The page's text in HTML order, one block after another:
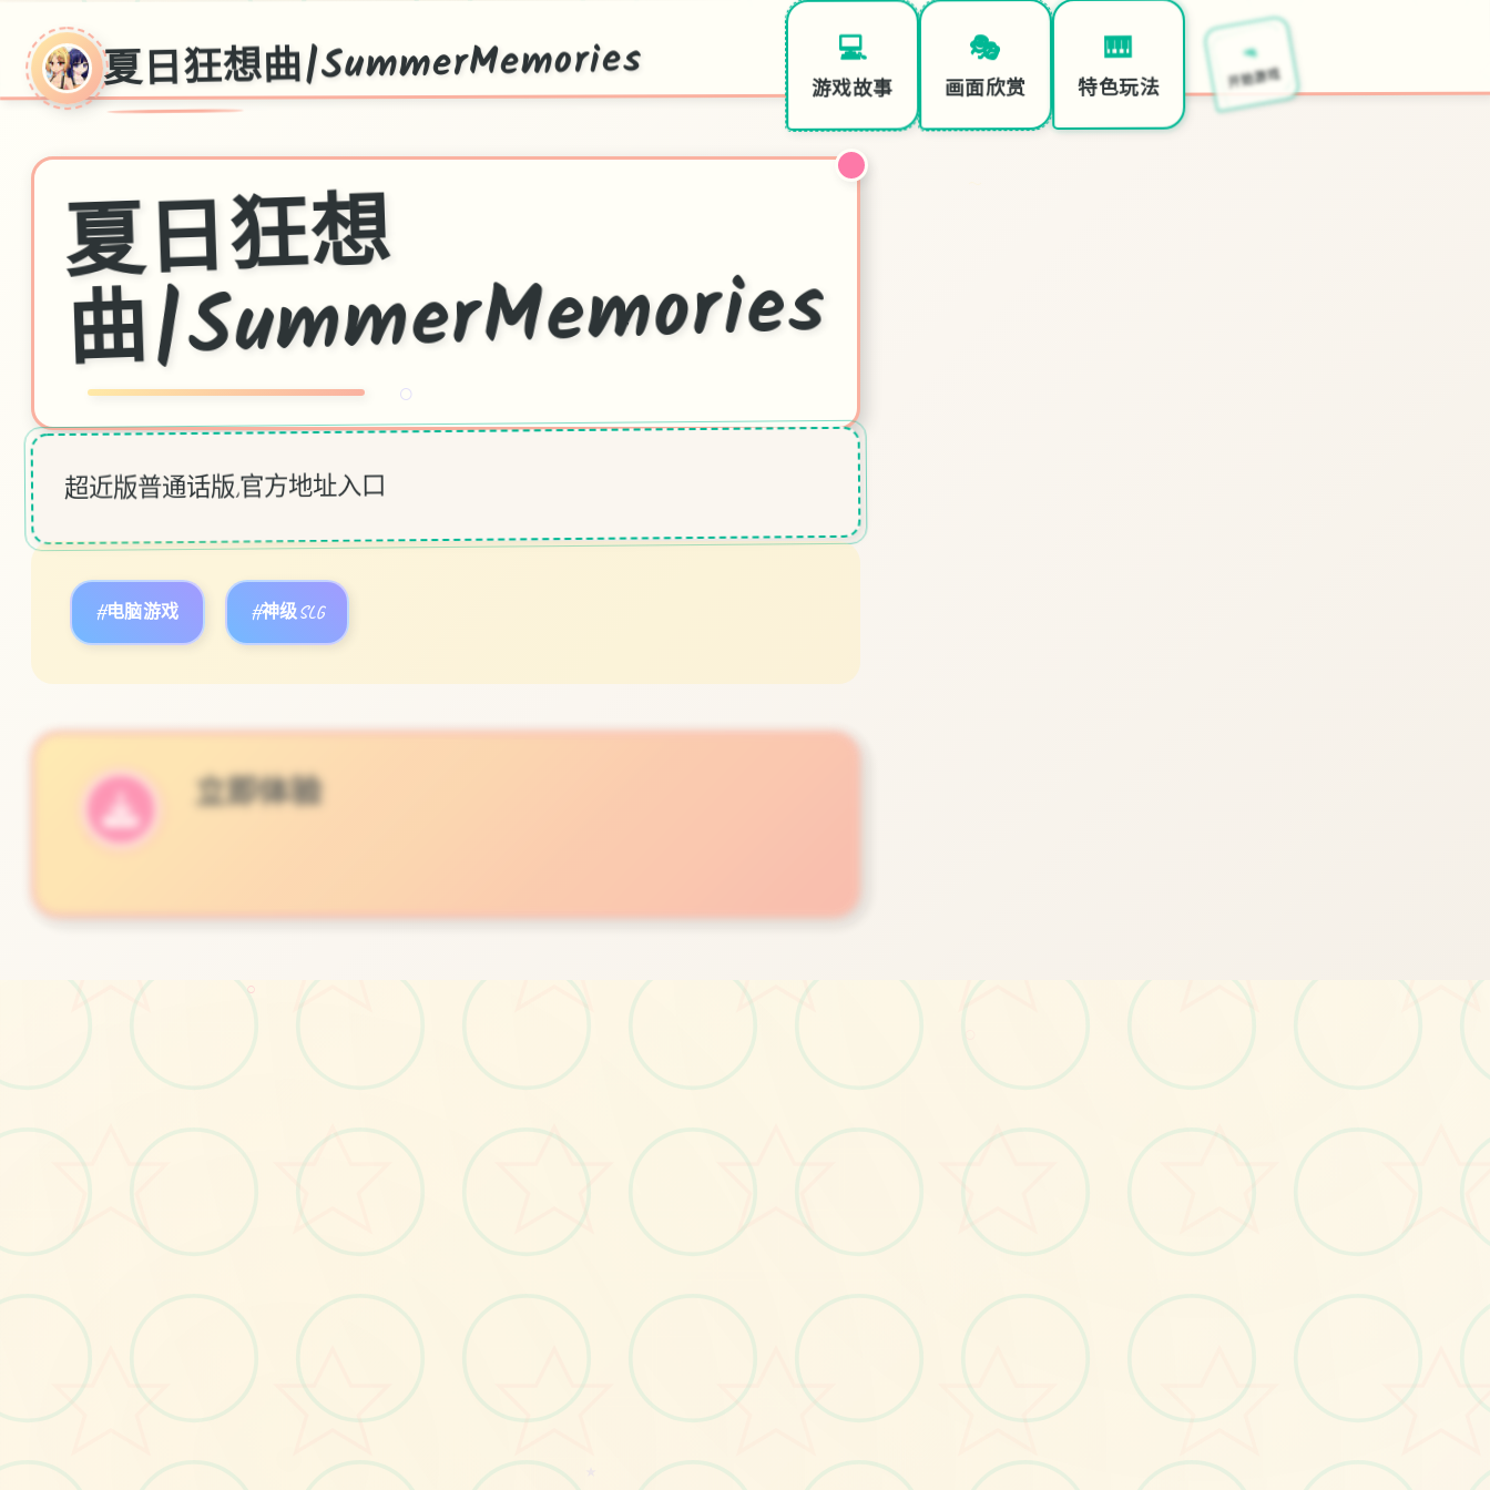
夏日狂想曲|SummerMemories 💻
游戏故事
🎭
画面欣赏
🎹
特色玩法
🔫
开始游戏
夏
日
狂
想
曲|Su
m
merMe
mories
超近版普通话版,官方地址入口
#电脑游戏 #神级SLG
立即体验
○
～
○